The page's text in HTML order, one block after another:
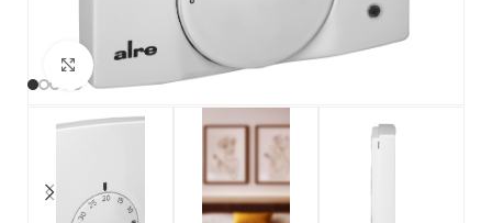
Haga clic para ampliar